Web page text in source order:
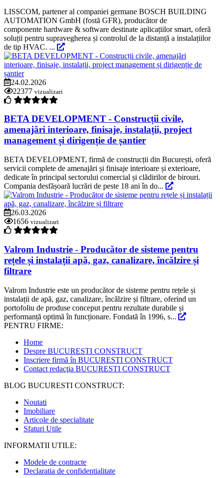
LISSCOM, partener al companiei germane BOSCH BUILDING
AUTOMATION GmbH (fostă GFR), producător de
componente hardware & software destinate aplicațiilor smart, oferă
soluții pentru supravegherea și controlul de la distanță a instalațiilor
de tip HVAC. ...
24.02.2026
22377 vizualizari
BETA DEVELOPMENT - Construcții civile,
amenajări interioare, finisaje, instalații, project
management și dirigenție de șantier
BETA DEVELOPMENT, firmă de construcții din București, oferă
servicii complete de amenajări și finisaje interioare și exterioare,
dedicate în principal sectorului comercial și clădirilor de birouri.
Compania desfășoară lucrări de peste 18 ani în do...
26.03.2026
1656 vizualizari
Valrom Industrie - Producător de sisteme pentru
rețele și instalații apă, gaz, canalizare, încălzire și
filtrare
Valrom Industrie este un producător de sisteme pentru rețele și
instalații de apă, gaz, canalizare, încălzire și filtrare, oferind un
portofoliu de produse conceput pentru rezultate durabile și
performanță optimă în funcționare. Fondată în 1996, s...
PENTRU FIRME:
Home
Despre BUCURESTI CONSTRUCT
Inscriere firmă în BUCURESTI CONSTRUCT
Contact redacţia BUCURESTI CONSTRUCT
BLOG BUCURESTI CONSTRUCT:
Noutati
Imobiliare
Articole de specialitate
Sfaturi Utile
INFORMATII UTILE:
Modele de contracte
Declaratia de confidentialitate